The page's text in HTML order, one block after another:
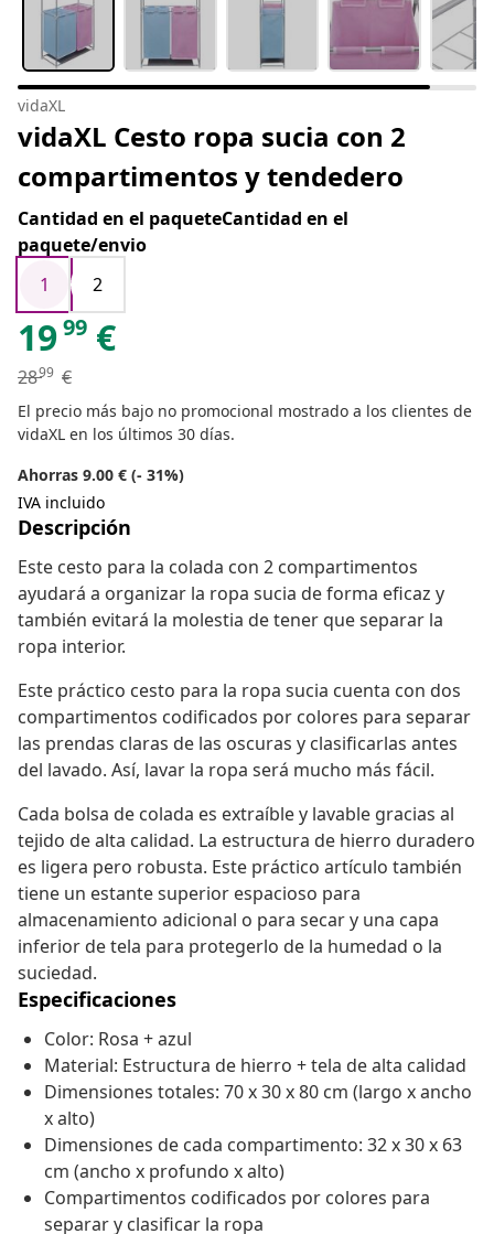
vidaXL
vidaXL Cesto ropa sucia con 2
compartimentos y tendedero
Cantidad en el paqueteCantidad en el
paquete/envio
1
2
1999 €
2899 €
El precio más bajo no promocional mostrado a los clientes de
vidaXL en los últimos 30 días.
Ahorras 9.00 € (- 31%)
IVA incluido
Descripción
Este cesto para la colada con 2 compartimentos
ayudará a organizar la ropa sucia de forma eficaz y
también evitará la molestia de tener que separar la
ropa interior.
Este práctico cesto para la ropa sucia cuenta con dos
compartimentos codificados por colores para separar
las prendas claras de las oscuras y clasificarlas antes
del lavado. Así, lavar la ropa será mucho más fácil.
Cada bolsa de colada es extraíble y lavable gracias al
tejido de alta calidad. La estructura de hierro duradero
es ligera pero robusta. Este práctico artículo también
tiene un estante superior espacioso para
almacenamiento adicional o para secar y una capa
inferior de tela para protegerlo de la humedad o la
suciedad.
Especificaciones
Color: Rosa + azul
Material: Estructura de hierro + tela de alta calidad
Dimensiones totales: 70 x 30 x 80 cm (largo x ancho
x alto)
Dimensiones de cada compartimento: 32 x 30 x 63
cm (ancho x profundo x alto)
Compartimentos codificados por colores para
separar y clasificar la ropa